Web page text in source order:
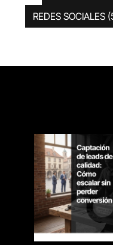
REDES SOCIALES